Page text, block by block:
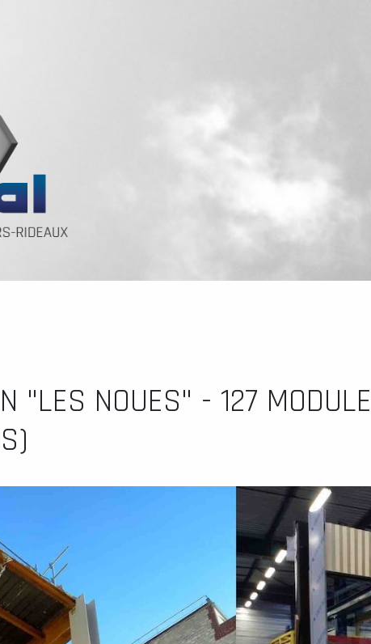
"LES NOUES" - 127